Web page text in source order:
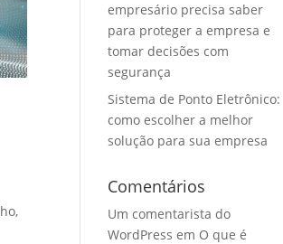
empresário precisa saber
para proteger a empresa e
tomar decisões com
segurança
Sistema de Ponto Eletrônico:
como escolher a melhor
solução para sua empresa
Comentários
Um comentarista do
WordPress em O que é